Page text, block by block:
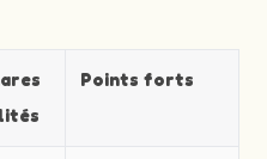
Points forts